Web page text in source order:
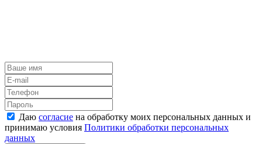
Даю согласие на обработку моих персональных данных и
принимаю условия Политики обработки персональных
данных